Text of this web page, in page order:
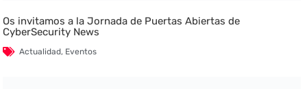
Os invitamos a la Jornada de Puertas Abiertas de
CyberSecurity News
Actualidad, Eventos